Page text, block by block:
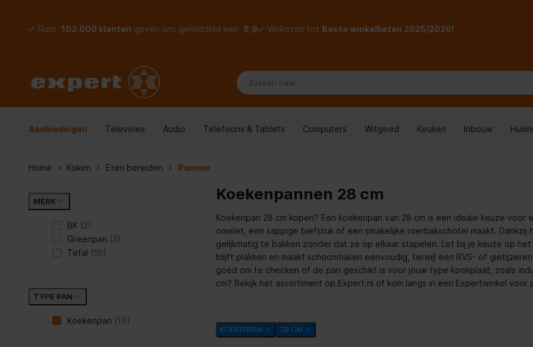
Ruim 102.000 klanten geven ons gemiddeld een 8,9 Verkozen tot Beste winkelketen 2025/2026!
Aanbiedingen Televisies Audio Telefoons & Tablets Computers Witgoed Keuken Inbouw
Home Koken Eten bereiden Pannen
MERK
BK (2)
Greenpan (3)
Tefal (10)
TYPE PAN
Koekenpan (15)
Koekenpannen 28 cm
Koekenpan 28 cm kopen? Een koekenpan van 28 cm is een ideale keuze
omelet, een sappige biefstuk of een smakelijke roerbakschotel maakt.
gelijkmatig te bakken zonder dat ze op elkaar stapelen. Let bij je keuze op
blijft plakken en maakt schoonmaken eenvoudig, terwijl een RVS- of
goed om te checken of de pan geschikt is voor jouw type kookplaat, zoals
cm? Bekijk het assortiment op Expert.nl of kom langs in een Expertwinkel voor
KOEKENPAN 28 CM